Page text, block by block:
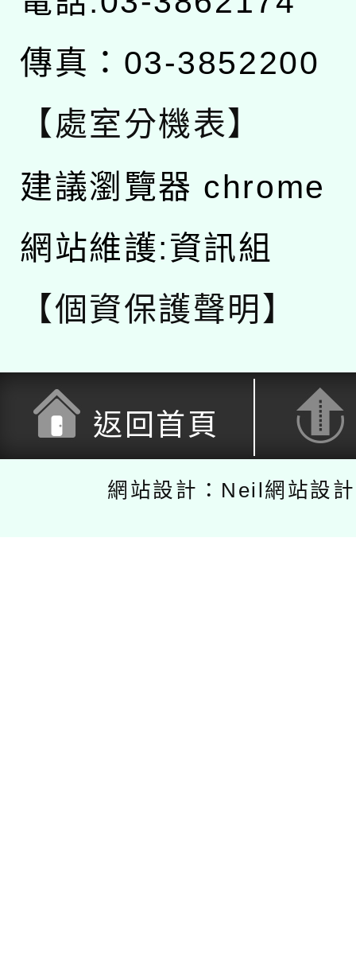
傳真：03-3852200
【處室分機表】
建議瀏覽器 chrome
網站維護:資訊組
【個資保護聲明】
返回首頁
網站設計：Neil網站設